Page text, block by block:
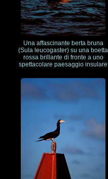
Una affascinante berta bruna
(Sula leucogaster) su una boetta
rossa brillante di fronte a uno
spettacolare paesaggio insulare